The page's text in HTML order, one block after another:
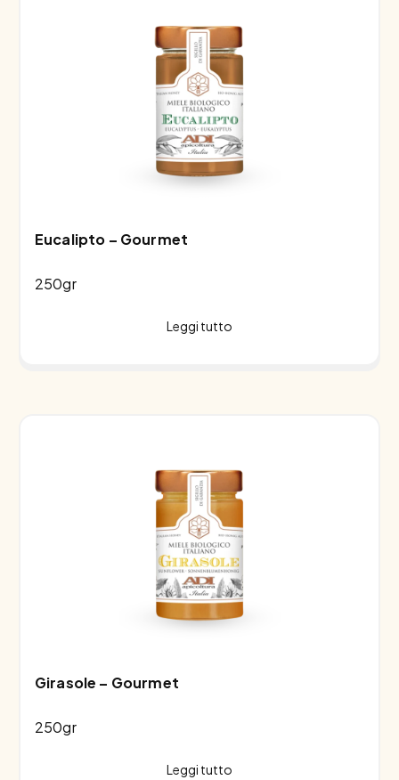
Eucalipto – Gourmet
250gr
Leggi tutto
Girasole – Gourmet
250gr
Leggi tutto